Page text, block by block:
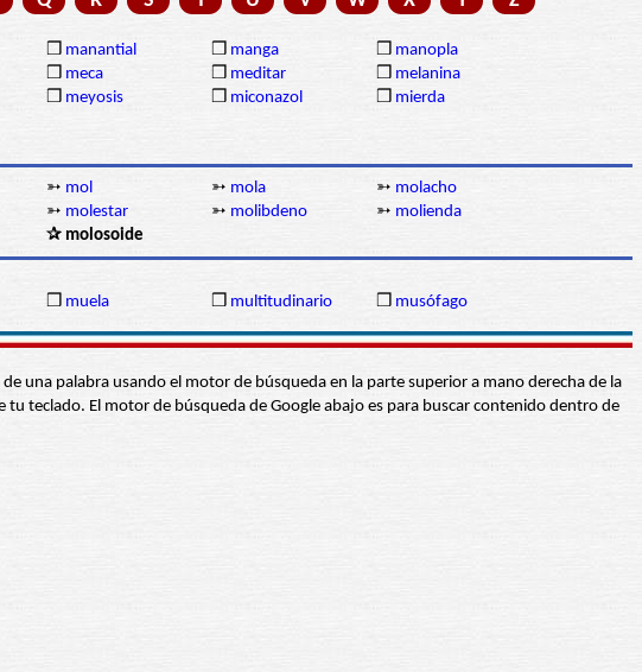
❒ manantial ❒ manga ❒ manopla
❒ meca ❒ meditar ❒ melanina
❒ meyosis ❒ miconazol ❒ mierda
➳ mol ➳ mola ➳ molacho
➳ molestar ➳ molibdeno ➳ molienda
✰ molosoide
❒ muela ❒ multitudinario ❒ musófago
una palabra usando el motor de búsqueda en la parte superior a mano derecha de la
teclado. El motor de búsqueda de Google abajo es para buscar contenido dentro de